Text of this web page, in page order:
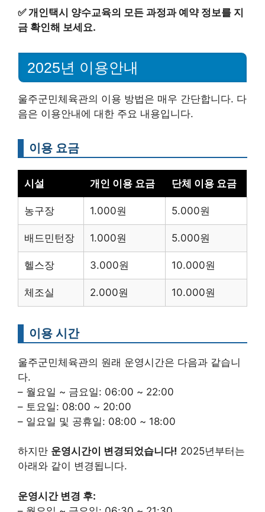
✅개인택시 양수교육의 모든 과정과 예약 정보를 지
금 확인해 보세요.
2025년 이용안내
울주군민체육관의 이용 방법은 매우 간단합니다. 다
음은 이용안내에 대한 주요 내용입니다.
이용 요금
시설 개인 이용 요금 단체 이용 요금
농구장 1.000원 5.000원
배드민턴장 1.000원 5.000원
헬스장 3.000원 10.000원
체조실 2.000원 10.000원
이용 시간
울주군민체육관의 원래 운영시간은 다음과 같습니
다.
– 월요일 ~ 금요일: 06:00 ~ 22:00
– 토요일: 08:00 ~ 20:00
– 일요일 및 공휴일: 08:00 ~ 18:00
하지만 운영시간이 변경되었습니다! 2025년부터는
아래와 같이 변경됩니다.
운영시간 변경 후: